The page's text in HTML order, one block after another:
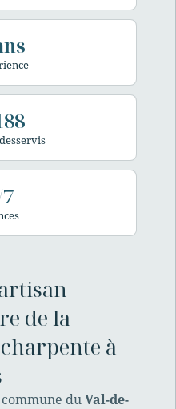
de la
à
commune duVal-de-